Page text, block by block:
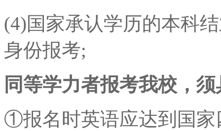
(4)国家承认学历的本科
身份报考;
同等学力者报考我校，
①报名时英语应达到国家